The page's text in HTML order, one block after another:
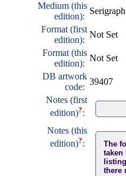
Medium (this
edition):
Format (first
edition):
Not Set
Format (this
edition):
Not Set
DB artwork
code:
39407
Notes (first
edition)?:
Notes (this
edition)?:
The
taken
there